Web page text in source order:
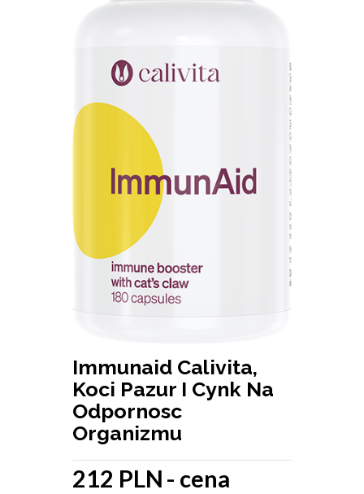
Immunaid Calivita,
Koci Pazur I Cynk Na
Odpornosc
Organizmu
212 PLN - cena